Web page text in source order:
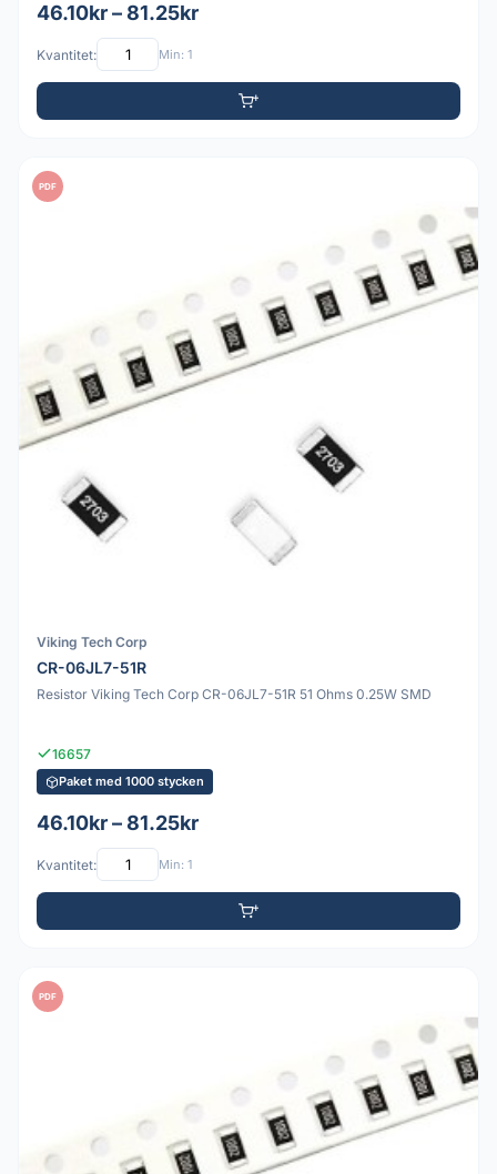
46.10kr – 81.25kr
Kvantitet: Min: 1
PDF
Viking Tech Corp
CR-06JL7-51R
Resistor Viking Tech Corp CR-06JL7-51R 51 Ohms 0.25W SMD
16657
Paket med 1000 stycken
46.10kr – 81.25kr
Kvantitet: Min: 1
PDF